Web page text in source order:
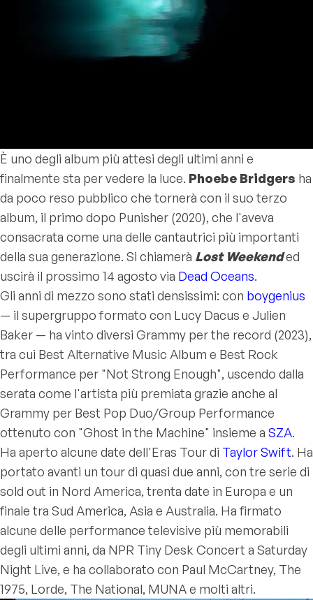
È uno degli album più attesi degli ultimi anni e
finalmente sta per vedere la luce. Phoebe Bridgers ha
da poco reso pubblico che tornerà con il suo terzo
album, il primo dopo Punisher (2020), che l'aveva
consacrata come una delle cantautrici più importanti
della sua generazione. Si chiamerà Lost Weekended
uscirà il prossimo 14 agosto via Dead Oceans.
Gli anni di mezzo sono stati densissimi: con boygenius
— il supergruppo formato con Lucy Dacus e Julien
Baker — ha vinto diversi Grammy perthe record (2023),
tra cui Best Alternative Music Album e Best Rock
Performance per "Not Strong Enough", uscendo dalla
serata come l'artista più premiata grazie anche al
Grammy per Best Pop Duo/Group Performance
ottenuto con "Ghost in the Machine" insieme a SZA.
Ha aperto alcune date dell'Eras Tourdi Taylor Swift. Ha
portato avanti un tour di quasi due anni, con tre serie di
sold out in Nord America, trenta date in Europa e un
finale tra Sud America, Asia e Australia. Ha firmato
alcune delle performance televisive più memorabili
degli ultimi anni, da NPR Tiny Desk Concert a Saturday
Night Live, e ha collaborato con Paul McCartney, The
1975, Lorde, The National, MUNA e molti altri.